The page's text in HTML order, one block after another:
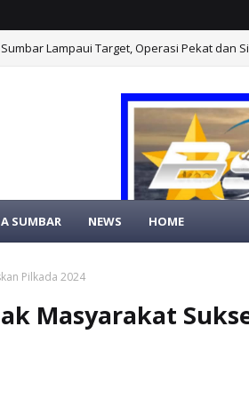
Lampaui Target, Operasi Pekat dan
BINTANG
SUMBAR NEWS HOME
Pilkada 2024
Masyarakat